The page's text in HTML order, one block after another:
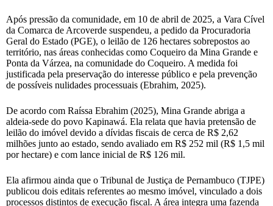
Após pressão da comunidade, em 10 de abril de 2025, a Vara Cível
da Comarca de Arcoverde suspendeu, a pedido da Procuradoria
Geral do Estado (PGE), o leilão de 126 hectares sobrepostos ao
território, nas áreas conhecidas como Coqueiro da Mina Grande e
Ponta da Várzea, na comunidade do Coqueiro. A medida foi
justificada pela preservação do interesse público e pela prevenção
de possíveis nulidades processuais (Ebrahim, 2025).
De acordo com Raíssa Ebrahim (2025), Mina Grande abriga a
aldeia-sede do povo Kapinawá. Ela relata que havia pretensão de
leilão do imóvel devido a dívidas fiscais de cerca de R$ 2,62
milhões junto ao estado, sendo avaliado em R$ 252 mil (R$ 1,5 mil
por hectare) e com lance inicial de R$ 126 mil.
Ela afirmou ainda que o Tribunal de Justiça de Pernambuco (TJPE)
publicou dois editais referentes ao mesmo imóvel, vinculado a dois
processos distintos de execução fiscal. A área integra uma fazenda